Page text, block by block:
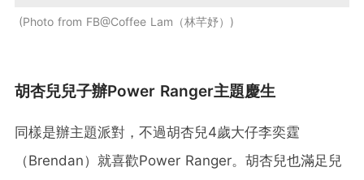
Photo from FB@Coffee Lam（林芊妤）
胡杏兒兒子辦Power Ranger主題慶生
同樣是辦主題派對，不過胡杏兒4歲大仔李奕霆
（Brendan）就喜歡Power Ranger。胡杏兒也滿足兒